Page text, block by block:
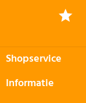
Shopservice
Informatie